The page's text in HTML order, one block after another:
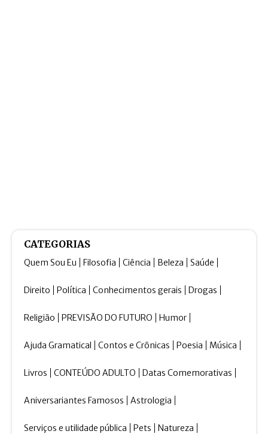
CATEGORIAS
Quem Sou Eu Filosofia Ciência Beleza Saúde
Direito Política Conhecimentos gerais Drogas
Religião PREVISÃO DO FUTURO Humor
Ajuda Gramatical Contos e Crônicas Poesia Música
Livros CONTEÚDO ADULTO Datas Comemorativas
Aniversariantes Famosos Astrologia
Serviços e utilidade pública Pets Natureza